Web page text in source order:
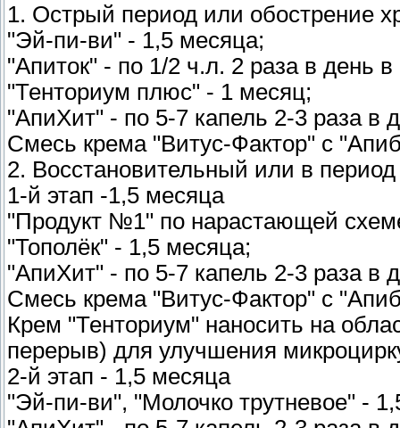
1. Острый период или обострение
"Эй-пи-ви" - 1,5 месяца;
"Апиток" - по 1/2 ч.л. 2 раза в день
"Тенториум плюс" - 1 месяц;
"АпиХит" - по 5-7 капель 2-3 раза в
Смесь крема "Витус-Фактор" с
2. Восстановительный или в
1-й этап -1,5 месяца
"Продукт №1" по нарастающей
"Тополёк" - 1,5 месяца;
"АпиХит" - по 5-7 капель 2-3 раза в
Смесь крема "Витус-Фактор" с
Крем "Тенториум" наносить на
перерыв) для улучшения
2-й этап - 1,5 месяца
"Эй-пи-ви", "Молочко трутневое" -